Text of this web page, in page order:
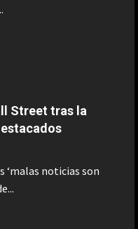
Street tras la
‘malas noticias son